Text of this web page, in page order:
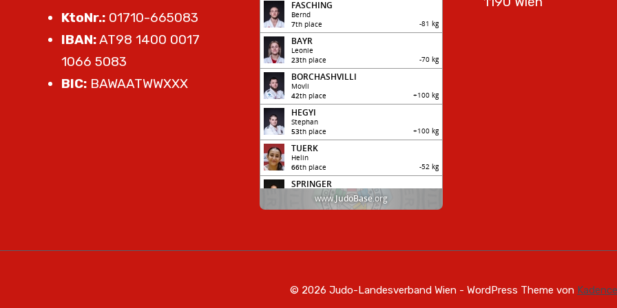
KtoNr.: 01710-665083
IBAN:AT98 1400 0017
1066 5083
BIC: BAWAATWWXXX
© 2026 Judo-Landesverband Wien - WordPress Theme von